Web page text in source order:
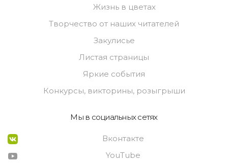
Жизнь в цветах
Творчество от наших читателей
Закулисье
Листая страницы
Яркие события
Конкурсы, викторины, розыгрыши
Мы в социальных сетях
Вконтакте
YouTube